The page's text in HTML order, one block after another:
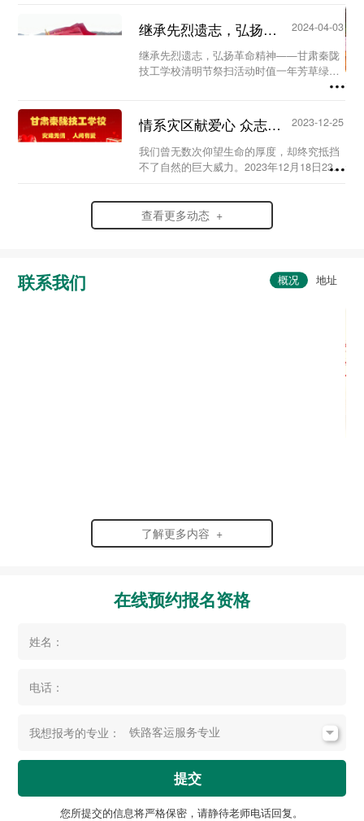
人人享有技能的校园氛围。5月23日至29
日，我校...
继承先烈遗志，弘扬革命精神-甘肃秦陇技工学校清明节祭扫活动...
2024-04-03
继承先烈遗志，弘扬革命精神——甘肃秦陇
技工学校清明节祭扫活动时值一年芳草绿，
又是一年清明时。为缅怀革命先烈、铭记历
烈精神，在党支部及校团委的组织领导下，
我校于20...
情系灾区献爱心 众志成城渡难关...
2023-12-25
我们曾无数次仰望生命的厚度，却终究抵挡
不了自然的巨大威力。2023年12月18日23时
州积石山县，灾情范围波及到了甘肃、青海
两省。...
查看更多动态 +
联系我们
了解更多内容 +
在线预约报名资格
姓名：
电话：
我想报考的专业：
提交
您所提交的信息将严格保密，请静待老师电话回复。